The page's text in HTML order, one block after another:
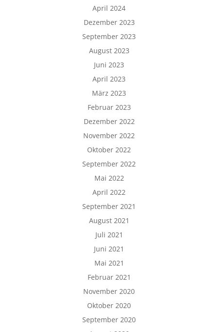
April 2024
Dezember 2023
September 2023
August 2023
Juni 2023
April 2023
März 2023
Februar 2023
Dezember 2022
November 2022
Oktober 2022
September 2022
Mai 2022
April 2022
September 2021
August 2021
Juli 2021
Juni 2021
Mai 2021
Februar 2021
November 2020
Oktober 2020
September 2020